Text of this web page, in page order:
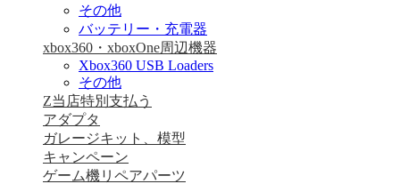
その他
バッテリー・充電器
xbox360・xboxOne周辺機器
Xbox360 USB Loaders
その他
Z当店特別支払う
アダプタ
ガレージキット、模型
キャンペーン
ゲーム機リペアパーツ